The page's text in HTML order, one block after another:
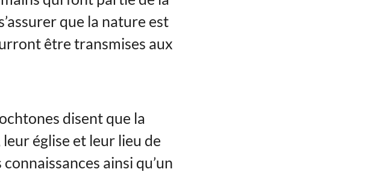
que la nature est
être transmises aux
disent que la
église et leur lieu de
ainsi qu’un